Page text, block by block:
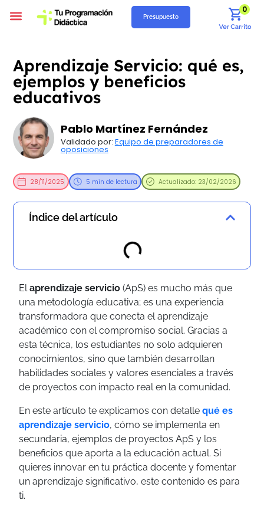
Presupuesto
0
Aprendizaje Servicio: qué es,
ejemplos y beneficios
educativos
Pablo Martínez Fernández
Validado por: Equipo de preparadores de
oposiciones
28/11/2025 5 min de lectura Actualizado: 23/02/2026
Índice del artículo
Elaprendizaje servicio (ApS) es mucho más que
una metodología educativa; es una experiencia
transformadora que conecta el aprendizaje
académico con el compromiso social. Gracias a
esta técnica, los estudiantes no solo adquieren
conocimientos, sino que también desarrollan
habilidades sociales y valores esenciales a través
de proyectos con impacto real en la comunidad.
En este artículo te explicamos con detalle qué es
aprendizaje servicio, cómo se implementa en
secundaria, ejemplos de proyectos ApS y los
beneficios que aporta a la educación actual. Si
quieres innovar en tu práctica docente y fomentar
un aprendizaje significativo, este contenido es para
ti.